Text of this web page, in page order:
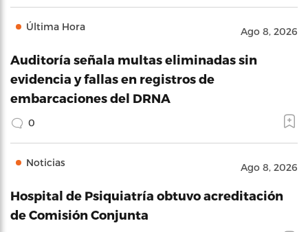
Última Hora Ago 8, 2026
Auditoría señala multas eliminadas sin
evidencia y fallas en registros de
embarcaciones del DRNA
0
Noticias Ago 8, 2026
Hospital de Psiquiatría obtuvo acreditación
de Comisión Conjunta